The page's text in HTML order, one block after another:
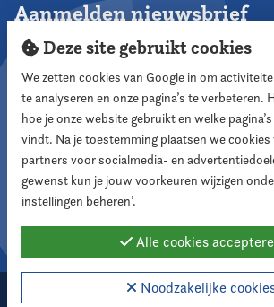
Aanmelden nieuwsbrief
Aanmelden
Volg ons
2026 Nederlandse Vereniging
Deze site gebruikt cookies
We zetten cookies van Google in om
te analyseren en onze pagina’s te verbeteren.
hoe je onze website gebruikt en welke
vindt. Na je toestemming plaatsen we cookies
partners voor socialmedia- en
gewenst kun je jouw voorkeuren wijzigen
instellingen beheren’.
Alle cookies
Noodzakelijke